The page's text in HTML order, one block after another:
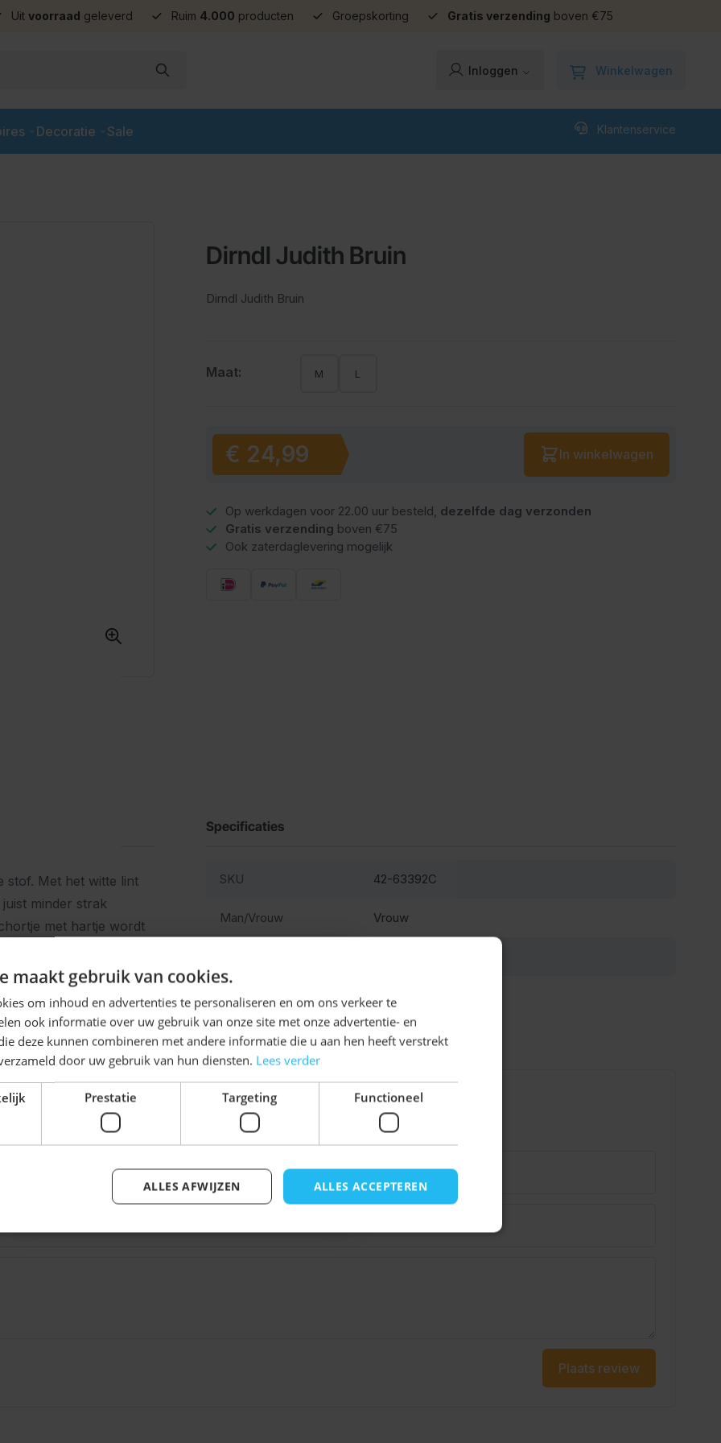
Uit voorraad geleverd Ruim 4.000 producten Groepskorting Gratis verzending boven €75
Inloggen Winkelwagen
Decoratie Sale Klantenservice
Dirndl Judith Bruin
Dirndl Judith Bruin
Maat: M L
Vanaf:
€ 24,99
Aantal
In winkelwagen
Op werkdagen voor 22.00 uur besteld, dezelfde dag verzonden
Gratis verzending boven €75
Ook zaterdaglevering mogelijk
stof. Met het witte lint
minder strak
met hartje wordt
afwerkt met kanten
hoedje!
Specificaties
SKU 42-63392C
Man/Vrouw Vrouw
Kleur
Plaats review
maakt gebruik van cookies.
om inhoud en advertenties te personaliseren en om ons verkeer te
ook informatie over uw gebruik van onze site met onze advertentie- en
deze kunnen combineren met andere informatie die u aan hen heeft verstrekt
door uw gebruik van hun diensten. Lees verder
Prestatie Targeting Functioneel
ALLES ACCEPTEREN
ALLES AFWIJZEN
Ontvang5%
KORTING!
Schrijf je nu in voor de nieuwsbrief en ontvang toegang
tot exclusieve kortingen!
Voor- en achternaam
Inschrijven